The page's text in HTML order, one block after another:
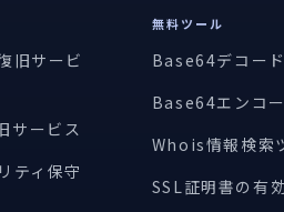
旧サービ
サービス
ティ保守
無料ツール
Base64デコー
Base64エンコ
Whois情報検索
SSL証明書の有